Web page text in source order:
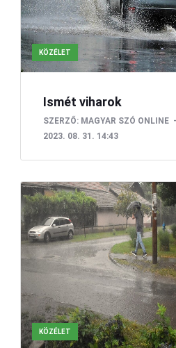
KÖZÉLET
Ismét viharok
SZERZŐ: MAGYAR SZÓ ONLINE
2023. 08. 31. 14:43
KÖZÉLET